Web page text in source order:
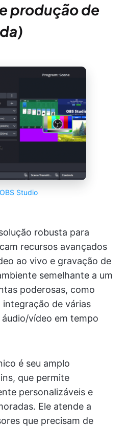
produção de
OBS Studio
robusta para
recursos avançados
ao vivo e gravação de
semelhante a um
poderosas, como
de várias
vídeo em tempo
é seu amplo
que permite
personalizáveis e
Ele atende a
que precisam de